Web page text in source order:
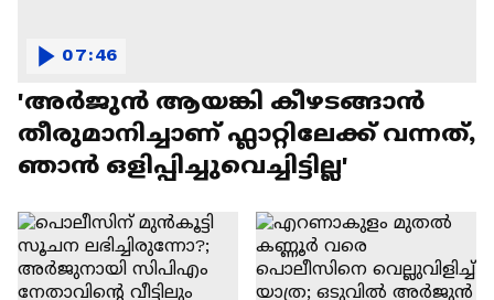
'അർജുൻ ആയങ്കി കീഴടങ്ങാൻ
തീരുമാനിച്ചാണ് ഫ്ലാറ്റിലേക്ക് വന്നത്,
ഞാൻ ഒളിപ്പിച്ചുവെച്ചിട്ടില്ല'
07:46